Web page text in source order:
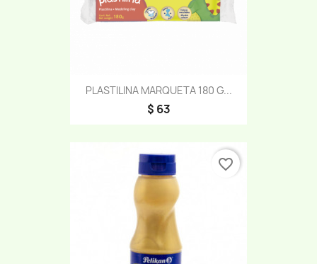
PLASTILINA MARQUETA 180 G...
$ 63
favorite_border